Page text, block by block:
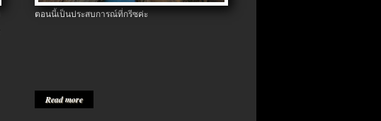
ตอนนี้เป็นประสบการณ์ที่กรีซค่ะ
Read more